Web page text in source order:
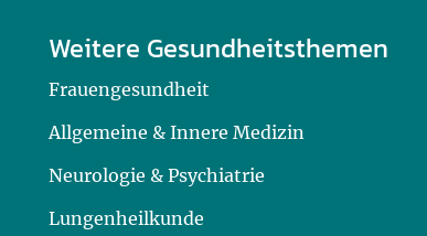
Weitere Gesundheitsthemen
Frauengesundheit
Allgemeine & Innere Medizin
Neurologie & Psychiatrie
Lungenheilkunde